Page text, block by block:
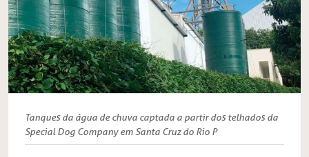
Tanques da água de chuva captada a partir dos telhados da
Special Dog Company em Santa Cruz do Rio P